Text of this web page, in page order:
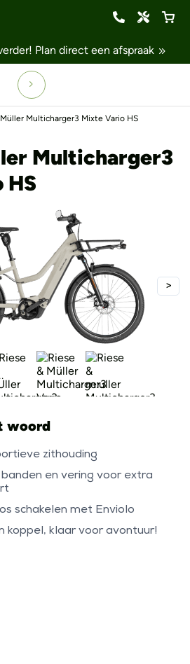
Plan direct een afspraak
Multicharger3 Mixte Vario HS
Multicharger3
woord
zithouding
banden en vering voor extra
schakelen met Enviolo
koppel, klaar voor avontuur!